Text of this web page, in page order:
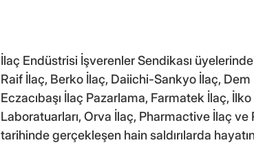
İlaç Endüstrisi İşverenler Sendikası
Raif İlaç, Berko İlaç, Daiichi-Sankyo İlaç, Dem
Eczacıbaşı İlaç Pazarlama, Farmatek İlaç,
Laboratuarları, Orva İlaç, Pharmactive İlaç
tarihinde gerçekleşen hain saldırılarda